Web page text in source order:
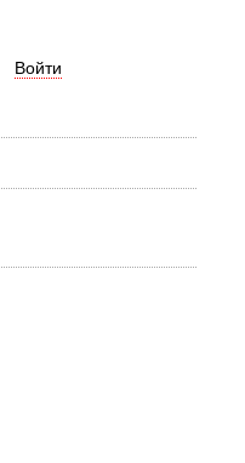
Войти